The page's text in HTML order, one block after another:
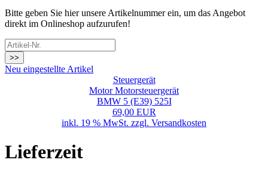
Bitte geben Sie hier unsere Artikelnummer ein, um das Angebot
direkt im Onlineshop aufzurufen!
>>
Neu eingestellte Artikel
Steuergerät
Motor Motorsteuergerät
BMW 5 (E39) 525I
69,00 EUR
inkl. 19 % MwSt. zzgl. Versandkosten
Lieferzeit